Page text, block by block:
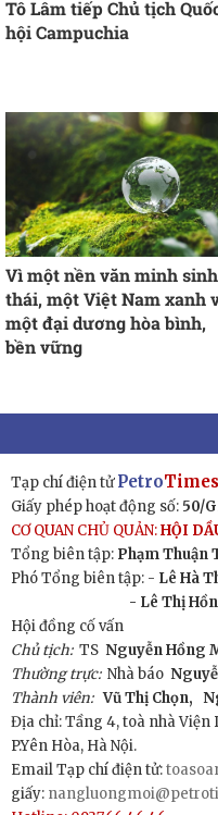
Tô Lâm tiếp Chủ tịch
hội Campuchia
Vì một nền văn minh sinh
thái, một Việt Nam xanh
một đại dương hòa bình,
bền vững
Tạp chí điện tửPetroTimes
Giấy phép hoạt động số: 50/
CƠ QUAN CHỦ QUẢN:HỘI
Tổng biên tập: Phạm Thuận
Phó Tổng biên tập: - Lê Hà
- Lê Thị
Hội đồng cố vấn
Chủ tịch:TS Nguyễn Hồng
Thường trực: Nhà báo
Thành viên: Vũ Thị Chọn,
Địa chỉ: Tầng 4, toà nhà Viện
P.Yên Hòa, Hà Nội.
Email Tạp chí điện tử:
giấy: